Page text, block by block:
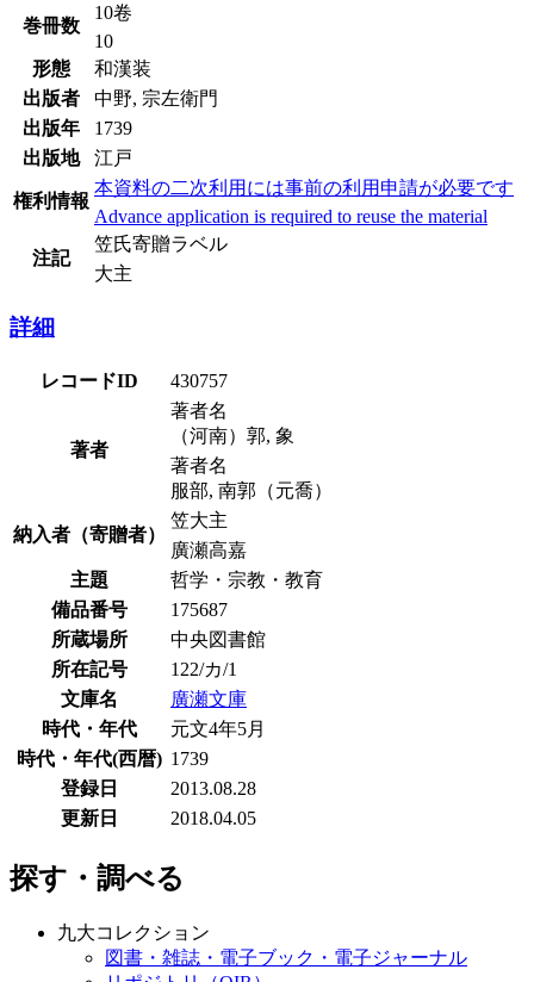
巻冊数
10卷
10
形態
和漢装
出版者
中野, 宗左衛門
出版年
1739
出版地
江戸
権利情報
本資料の二次利用には事前の利用申請が必要です
Advance application is required to reuse the material
注記
笠氏寄贈ラベル
大主
詳細
レコードID 430757
著者
著者名
（河南）郭, 象
著者名
服部, 南郭（元喬）
納入者（寄贈者）
笠大主
廣瀬高嘉
主題
哲学・宗教・教育
備品番号
175687
所蔵場所
中央図書館
所在記号
122/カ/1
文庫名
廣瀬文庫
時代・年代
元文4年5月
時代・年代(西暦) 1739
登録日
2013.08.28
更新日
2018.04.05
探す・調べる
九大コレクション
図書・雑誌・電子ブック・電子ジャーナル